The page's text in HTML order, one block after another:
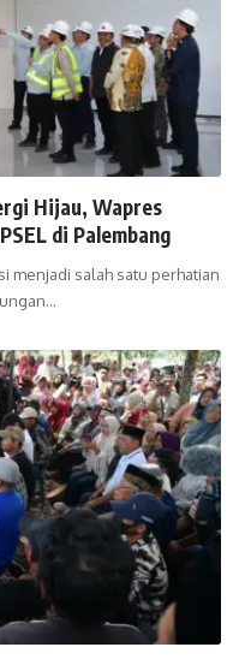
Hijau, Wapres
di Palembang
menjadi salah satu perhatian